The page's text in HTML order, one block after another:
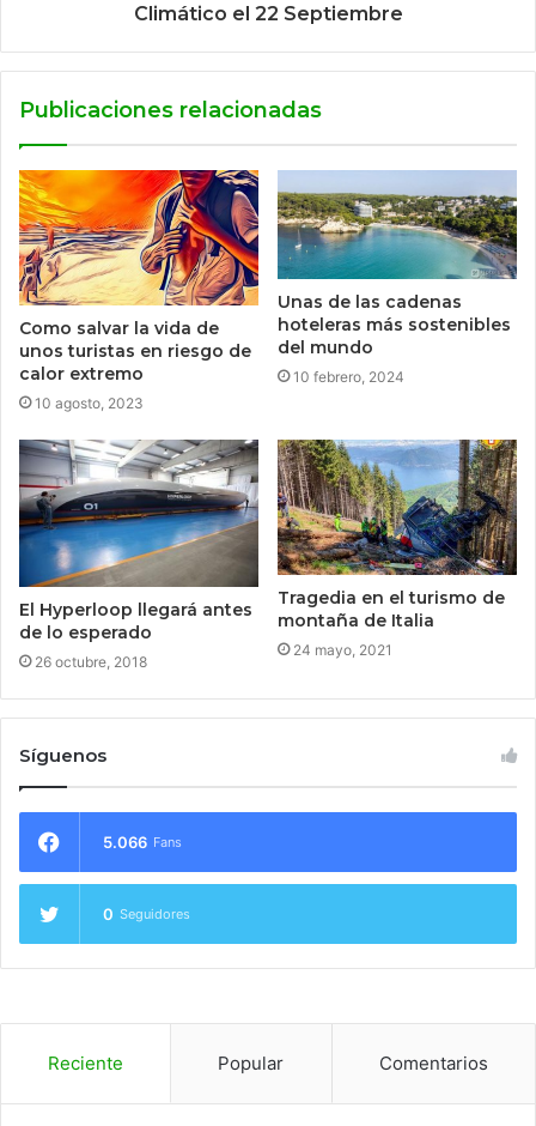
Climático el 22 Septiembre
Publicaciones relacionadas
Como salvar la vida de
unos turistas en riesgo de
calor extremo
10 agosto, 2023
Unas de las cadenas
hoteleras más sostenibles
del mundo
10 febrero, 2024
El Hyperloop llegará antes
de lo esperado
26 octubre, 2018
Tragedia en el turismo de
montaña de Italia
24 mayo, 2021
Síguenos
5.066 Fans
0 Seguidores
Reciente Popular Comentarios